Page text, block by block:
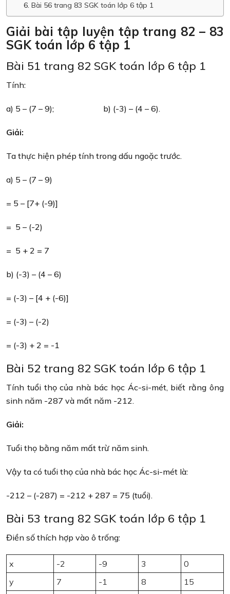
Bài 56 trang 83 SGK toán lớp 6 tập 1
Giải bài tập luyện tập trang 82 – 83
SGK toán lớp 6 tập 1
Bài 51 trang 82 SGK toán lớp 6 tập 1
Tính:
a) 5 – (7 – 9); b) (-3) – (4 – 6).
Giải:
Ta thực hiện phép tính trong dấu ngoặc trước.
a) 5 – (7 – 9)
= 5 – [7+ (-9)]
= 5 – (-2)
= 5 + 2 = 7
b) (-3) – (4 – 6)
= (-3) – [4 + (-6)]
= (-3) – (-2)
= (-3) + 2 = -1
Bài 52 trang 82 SGK toán lớp 6 tập 1
Tính tuổi thọ của nhà bác học Ác-si-mét, biết rằng ông
sinh năm -287 và mất năm -212.
Giải:
Tuổi thọ bằng năm mất trừ năm sinh.
Vậy ta có tuổi thọ của nhà bác học Ác-si-mét là:
-212 – (-287) = -212 + 287 = 75 (tuổi).
Bài 53 trang 82 SGK toán lớp 6 tập 1
Điền số thích hợp vào ô trống:
x -2 -9 3
0
y
7 -1 8
15